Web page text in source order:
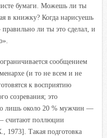
бумаги. Можешь ли ты
в книжку? Когда нарисуешь
ли ты это сделал, и
сообщением
(и то не всем и не
к восприятию
созревания; это
лишь около 20 % мужчин —
считают поллюции
1973]. Такая подготовка